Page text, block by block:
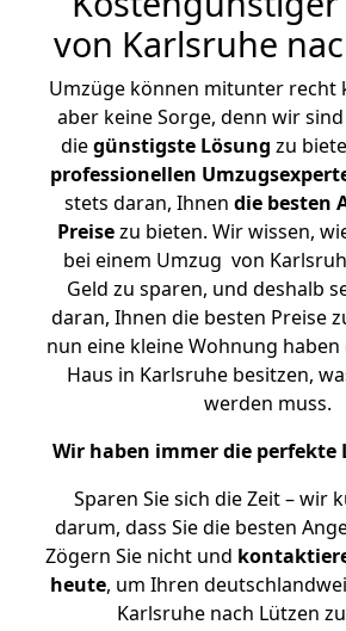
von Karlsruhe
Umzüge können mitunter recht
aber keine Sorge, denn wir
diegünstigste Lösung zu
professionellen
stets daran, Ihnen die besten
Preisezu bieten. Wir wissen,
bei einem Umzug von
Geld zu sparen, und deshalb
daran, Ihnen die besten Preise
nun eine kleine Wohnung
Haus in Karlsruhe besitzen,
werden muss.
Wir haben immer die perfekte
Sparen Sie sich die Zeit – wir
darum, dass Sie die besten
Zögern Sie nicht und
heute, um Ihren
Karlsruhe nach Lützen